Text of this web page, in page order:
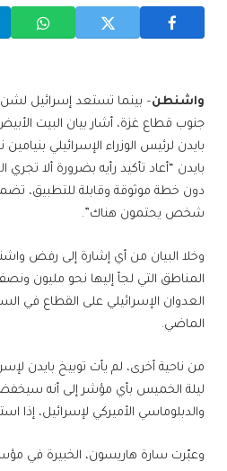
واشنطن– بينما تستعد إسرائيل
جنوب قطاع غزة، أشار بيان البيت
بايدن لرئيس الوزراء الإسرائيلي
بايدن “أعاد تأكيد رأيه بضرورة ألا
دون خطة موثوقة وقابلة للتطبيق،
شخص يحتمون هناك”.
وخلا البيان من أي إشارة إلى رفض
المناطق التي لجأ إليها نحو مليون
العدوان الإسرائيلي على القطاع في
الماضي.
من ناحية أخرى، لم يأت توبيخ بايدن
ليلة الخميس بأي مؤشر إلى أنه
والدبلوماسي الأميركي لإسرائيل، إذا
وعبّرت سارة هاريسون، الخبيرة في